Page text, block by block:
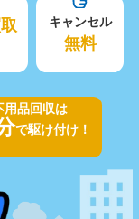
キャンセル
無料
用品回収は
で駆け付け！